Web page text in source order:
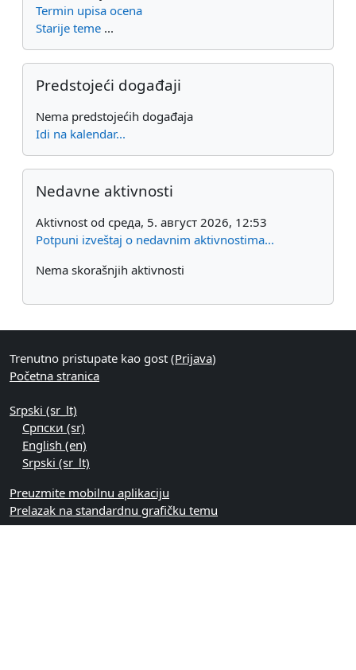
Termin upisa ocena
Starije teme ...
Preskoči Predstojeći događaji
Predstojeći događaji
Nema predstojećih događaja
Idi na kalendar...
Preskoči Nedavne aktivnosti
Nedavne aktivnosti
Aktivnost od среда, 5. август 2026, 12:53
Potpuni izveštaj o nedavnim aktivnostima...
Nema skorašnjih aktivnosti
Trenutno pristupate kao gost (Prijava)
Početna stranica
Srpski ‎(sr_lt)‎
Српски ‎(sr)‎
English ‎(en)‎
Srpski ‎(sr_lt)‎
Preuzmite mobilnu aplikaciju
Prelazak na standardnu grafičku temu